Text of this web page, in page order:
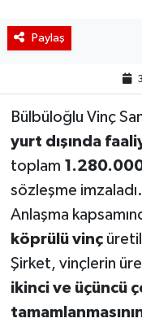
Paylaş
Bülbüloğlu Vinç
yurt dışında
toplam
sözleşme imzaladı.
Anlaşma
köprülü vinç
Şirket, vinçlerin
ikinci ve üçüncü